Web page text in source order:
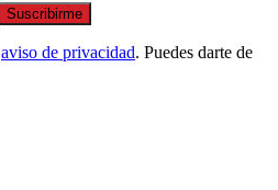
Suscribirme
aviso de privacidad. Puedes darte de